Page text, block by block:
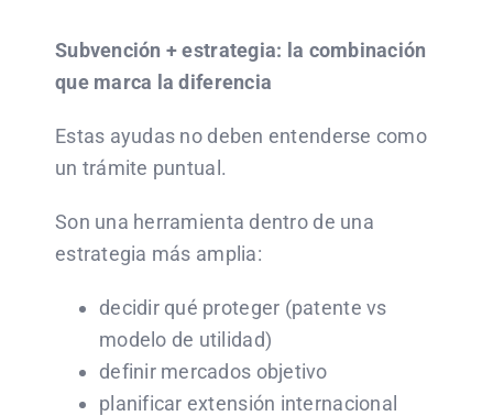
Subvención + estrategia: la combinación
que marca la diferencia
Estas ayudas no deben entenderse como
un trámite puntual.
Son una herramienta dentro de una
estrategia más amplia:
decidir qué proteger (patente vs
modelo de utilidad)
definir mercados objetivo
planificar extensión internacional